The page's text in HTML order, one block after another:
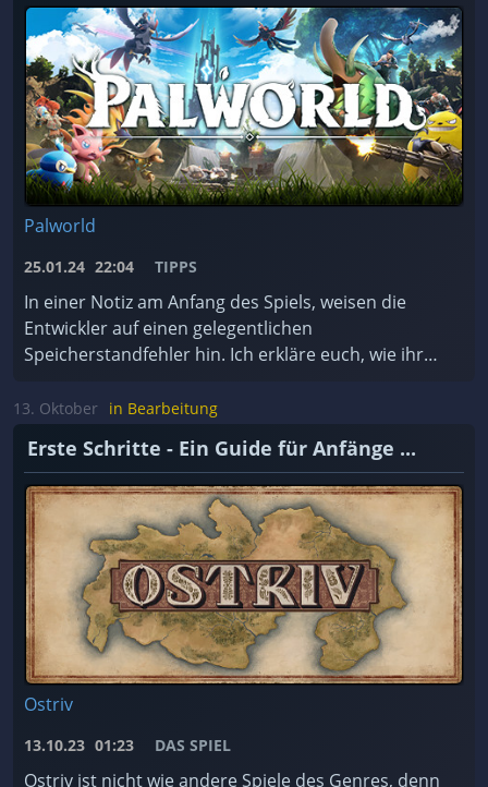
Palworld
25.01.24 22:04 TIPPS
In einer Notiz am Anfang des Spiels, weisen die
Entwickler auf einen gelegentlichen
Speicherstandfehler hin. Ich erkläre euch, wie ihr
achten müsst. ...
13. Oktober in Bearbeitung
Erste Schritte - Ein Guide für Anfänge ...
Ostriv
13.10.23 01:23 DAS SPIEL
Ostriv ist nicht wie andere Spiele des Genres, denn